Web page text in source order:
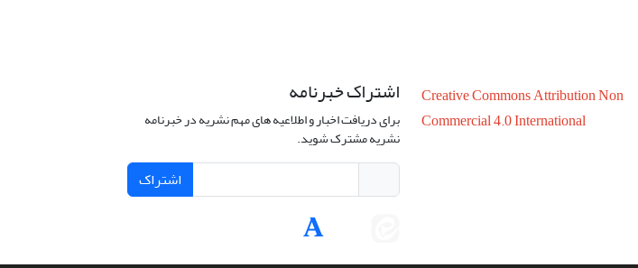
Creative Commons Attribution Non
Commercial 4.0 International
اشتراک خبرنامه
برای دریافت اخبار و اطلاعیه های مهم نشریه در خبرنامه
نشریه مشترک شوید.
اشتراک